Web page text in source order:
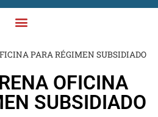
PARA RÉGIMEN SUBSIDIADO
OFICINA
SUBSIDIADO